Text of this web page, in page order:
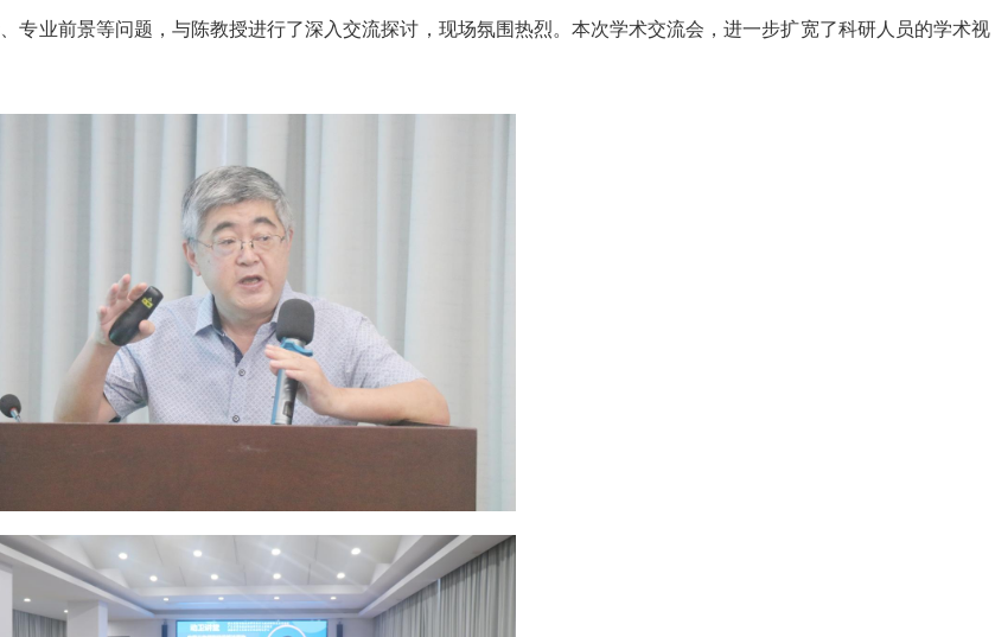
业前景等问题，与陈教授进行了深入交流探讨，现场氛围热烈。本次学术交流会，进一步扩宽了科研人员的学术视